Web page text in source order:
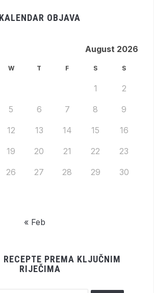
KALENDAR OBJAVA
August 2026
W T F S S
1 2
5 6 7 8 9
12 13 14 15 16
19 20 21 22 23
26 27 28 29 30
« Feb
RECEPTE PREMA KLJUČNIM
RIJEČIMA